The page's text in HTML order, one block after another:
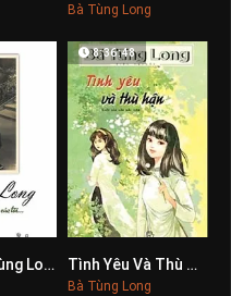
Bà Tùng Long
0Hồi Ký Bà Tùng Long 0
8:36:48
Tình Yêu Và Thù Hận
Bà Tùng Long